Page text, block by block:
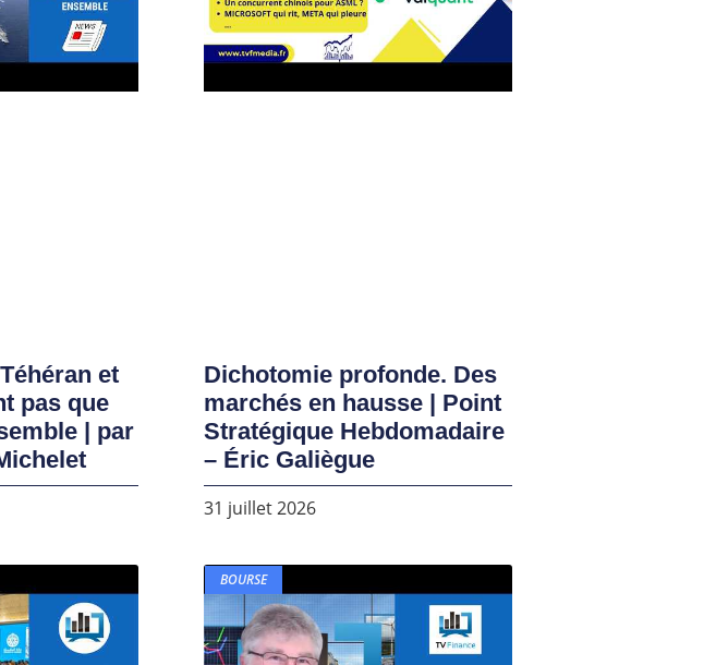
et
pas que
| par
Dichotomie profonde. Des
marchés en hausse | Point
Stratégique Hebdomadaire
– Éric Galiègue
31 juillet 2026
BOURSE